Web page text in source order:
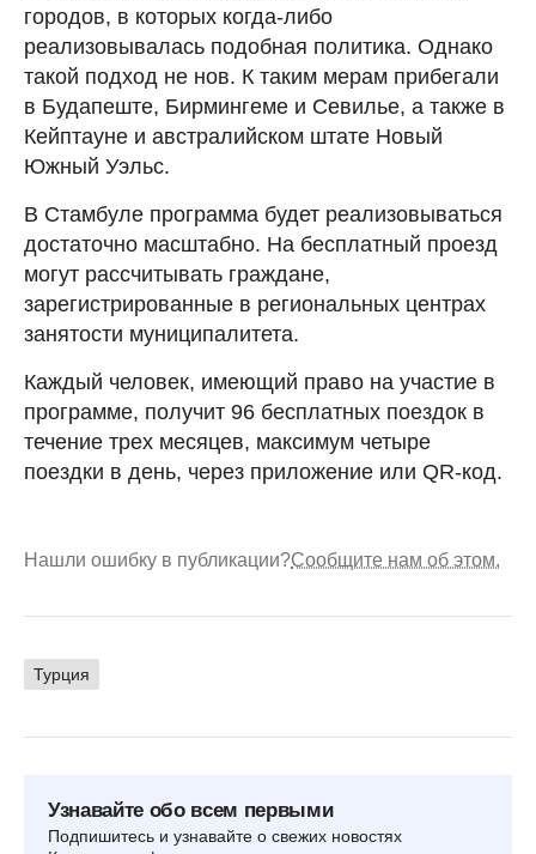
городов, в которых когда-либо
реализовывалась подобная ​​политика. Однако
такой подход не нов. К таким мерам прибегали
в Будапеште, Бирмингеме и Севилье, а также в
Кейптауне и австралийском штате Новый
Южный Уэльс.
В Стамбуле программа будет реализовываться
достаточно масштабно. На бесплатный проезд
могут рассчитывать граждане,
зарегистрированные в региональных центрах
занятости муниципалитета.
Каждый человек, имеющий право на участие в
программе, получит 96 бесплатных поездок в
течение трех месяцев, максимум четыре
поездки в день, через приложение или QR-код.
Нашли ошибку в публикации?Сообщите нам об этом.
Турция
Узнавайте обо всем первыми
Подпишитесь и узнавайте о свежих новостях